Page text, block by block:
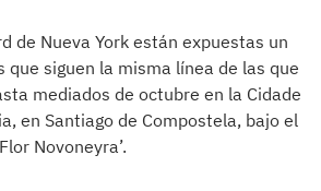
de Nueva York están expuestas un
siguen la misma línea de las que
mediados de octubre en la Cidade
en Santiago de Compostela, bajo el
Novoneyra’.